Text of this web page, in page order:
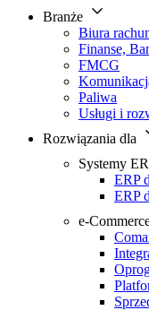
Branże
Biura
Finanse,
FMCG
Paliwa
Usługi i
Rozwiązania dla
Systemy
ERP
ERP
e-